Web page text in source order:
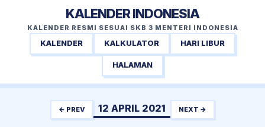
KALENDER INDONESIA
KALENDER RESMI SESUAI SKB 3 MENTERI INDONESIA
KALENDER KALKULATOR HARI LIBUR
HALAMAN
← PREV 12 APRIL 2021 NEXT →